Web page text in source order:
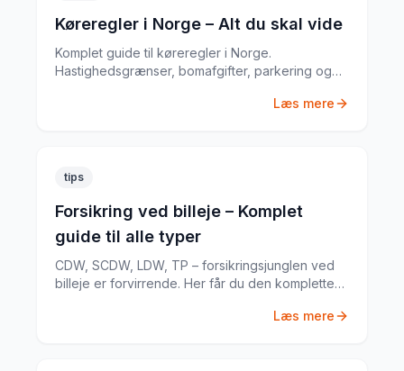
Køreregler i Norge – Alt du skal vide
Komplet guide til køreregler i Norge.
Hastighedsgrænser, bomafgifter, parkering og
Læs mere
tips
Forsikring ved billeje – Komplet
guide til alle typer
CDW, SCDW, LDW, TP – forsikringsjunglen ved
billeje er forvirrende. Her får du den komplette
Læs mere